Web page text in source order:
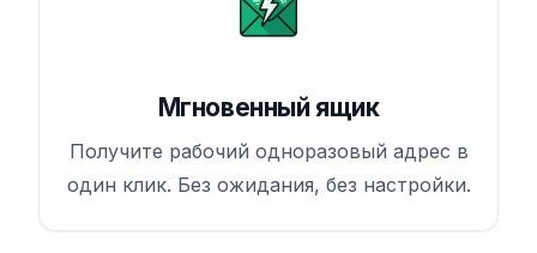
Мгновенный ящик
Получите рабочий одноразовый адрес в
один клик. Без ожидания, без настройки.